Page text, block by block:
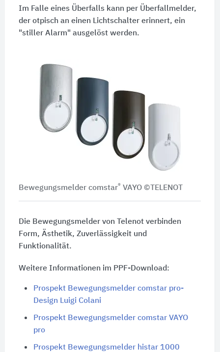
Im Falle eines Überfalls kann per Überfallmelder,
der otpisch an einen Lichtschalter erinnert, ein
"stiller Alarm" ausgelöst werden.
Bewegungsmelder comstar® VAYO ©TELENOT
Die Bewegungsmelder von Telenot verbinden
Form, Ästhetik, Zuverlässigkeit und
Funktionalität.
Weitere Informationen im PPF-Download:
Prospekt Bewegungsmelder comstar pro-
Design Luigi Colani
Prospekt Bewegungsmelder comstar VAYO
pro
Prospekt Bewegungsmelder histar 1000